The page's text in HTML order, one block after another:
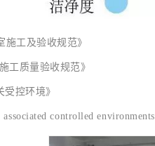
工及验收规范》
质量验收规范》
控环境》
controlled environments